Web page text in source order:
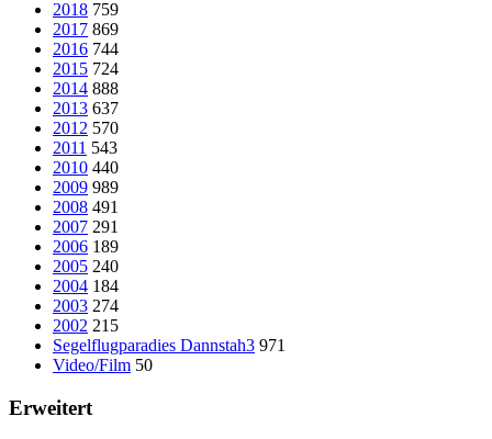
2018 759
2017 869
2016 744
2015 724
2014 888
2013 637
2012 570
2011 543
2010 440
2009 989
2008 491
2007 291
2006 189
2005 240
2004 184
2003 274
2002 215
Segelflugparadies Dannstah3 971
Video/Film 50
Erweitert